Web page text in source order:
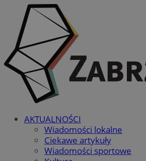
AKTUALNOŚCI
Wiadomości lokalne
Ciekawe artykuły
Wiadomości sportowe